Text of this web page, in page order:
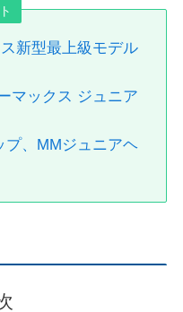
新型最上級モデル
マックス ジュニア
プ、MMジュニアヘ